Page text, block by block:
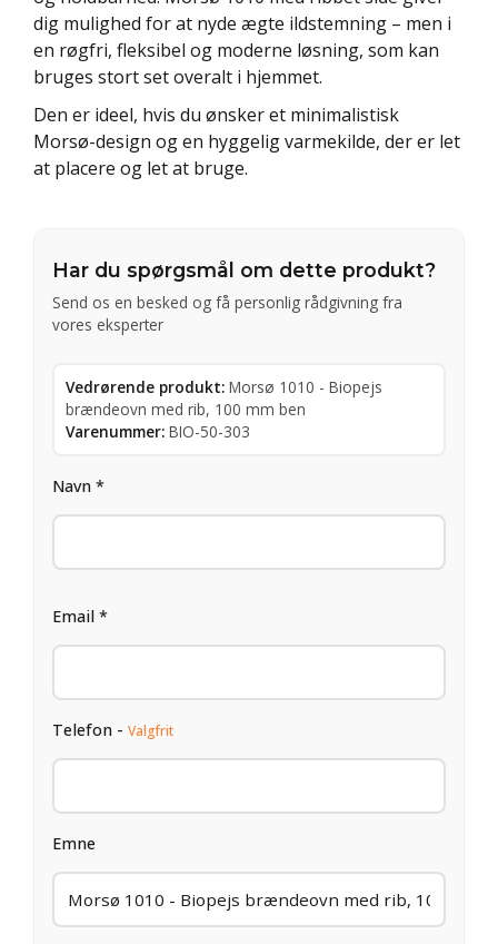
dig mulighed for at nyde ægte ildstemning – men i
en røgfri, fleksibel og moderne løsning, som kan
bruges stort set overalt i hjemmet.
Den er ideel, hvis du ønsker et minimalistisk
Morsø-design og en hyggelig varmekilde, der er let
at placere og let at bruge.
Har du spørgsmål om dette produkt?
Send os en besked og få personlig rådgivning fra
vores eksperter
Vedrørende produkt: Morsø 1010 - Biopejs
brændeovn med rib, 100 mm ben
Varenummer: BIO-50-303
Navn *
Email *
Telefon - Valgfrit
Emne